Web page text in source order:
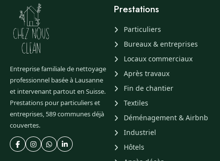
Entreprise familiale de nettoyage
professionnel basée à Lausanne
et intervenant partout en Suisse.
Prestations pour particuliers et
entreprises, 589 communes déjà
couvertes.
Prestations
Particuliers
Bureaux & entreprises
Locaux commerciaux
Après travaux
Fin de chantier
Textiles
Déménagement & Airbnb
Industriel
Hôtels